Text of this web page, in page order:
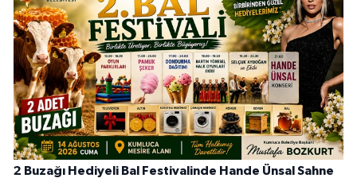
2 Buzağı Hediyeli Bal Festivalinde Hande Ünsal Sahne